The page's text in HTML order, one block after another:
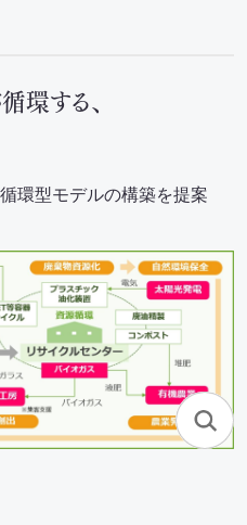
・研修
Alliance)
事例
環する、
環型モデルの構築を提案